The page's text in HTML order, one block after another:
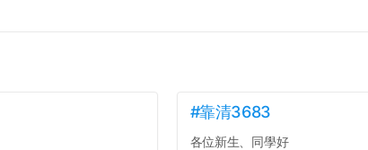
#靠清3683
各位新生、同學好